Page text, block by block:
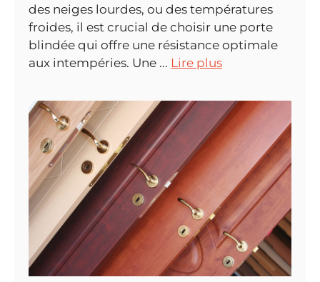
des neiges lourdes, ou des températures
froides, il est crucial de choisir une porte
blindée qui offre une résistance optimale
aux intempéries. Une ... Lire plus